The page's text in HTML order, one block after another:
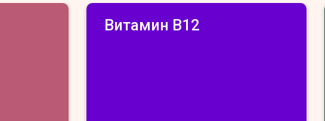
Витамин В12